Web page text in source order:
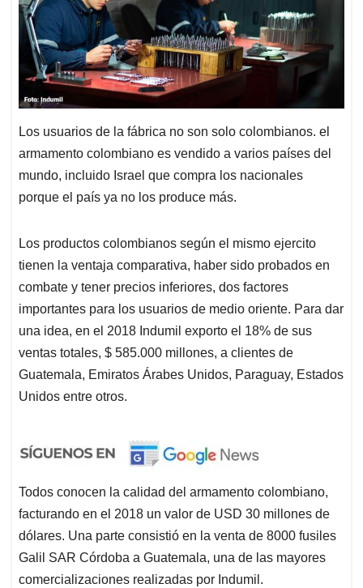
Los usuarios de la fábrica no son solo colombianos. el
armamento colombiano es vendido a varios países del
mundo, incluido Israel que compra los nacionales
porque el país ya no los produce más.
Los productos colombianos según el mismo ejercito
tienen la ventaja comparativa, haber sido probados en
combate y tener precios inferiores, dos factores
importantes para los usuarios de medio oriente. Para dar
una idea, en el 2018 Indumil exporto el 18% de sus
ventas totales, $ 585.000 millones, a clientes de
Guatemala, Emiratos Árabes Unidos, Paraguay, Estados
Unidos entre otros.
Todos conocen la calidad del armamento colombiano,
facturando en el 2018 un valor de USD 30 millones de
dólares. Una parte consistió en la venta de 8000 fusiles
Galil SAR Córdoba a Guatemala, una de las mayores
comercializaciones realizadas por Indumil.